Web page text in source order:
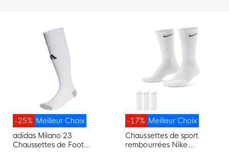
Meilleur Choix
-25%
adidas Milano 23
Chaussettes de Foot
Meilleur Choix
-17%
Chaussettes de sport
rembourrées Nike